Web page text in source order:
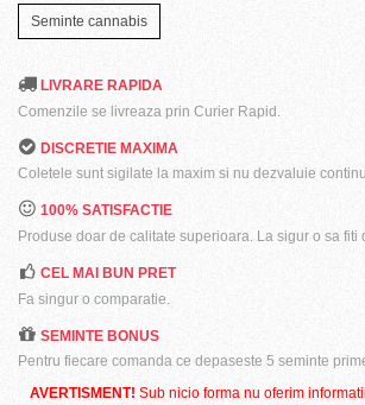
Seminte cannabis
LIVRARE RAPIDA
Comenzile se livreaza prin Curier Rapid.
DISCRETIE MAXIMA
Coletele sunt sigilate la maxim si nu dezvaluie
100% SATISFACTIE
Produse doar de calitate superioara. La sigur o sa fiti
CEL MAI BUN PRET
Fa singur o comparatie.
SEMINTE BONUS
Pentru fiecare comanda ce depaseste 5 seminte
AVERTISMENT! Sub nicio forma nu oferim